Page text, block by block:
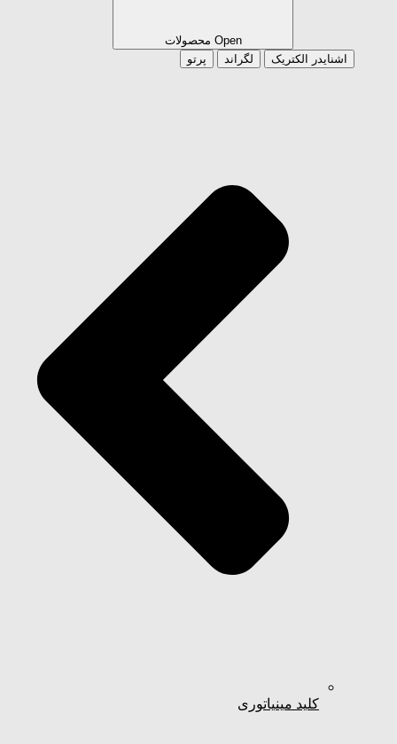
Open محصولات
اشنایدر الکتریک
لگراند پرتو
کلید مینیاتوری